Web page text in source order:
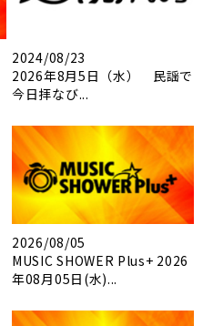
2024/08/23
2026年8月5日（水） 民謡で
今日拝なび...
2026/08/05
MUSIC SHOWER Plus+ 2026
年08月05日(水)...